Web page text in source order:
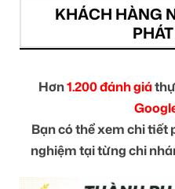
KHÁCH HÀNG
Hơn1.200 đánh giá
Bạn có thể xem chi tiết
nghiệm tại từng chi